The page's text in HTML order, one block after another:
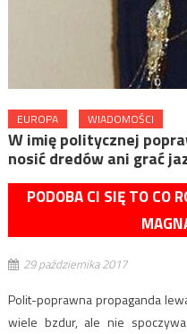
EUROPA WIADOMOŚCI
W imię politycznej
nosić dredów ani grać
PODOBA CI SIĘ TO CO
29 października 2017
Polit-poprawna propaganda
wiele bzdur, ale nie